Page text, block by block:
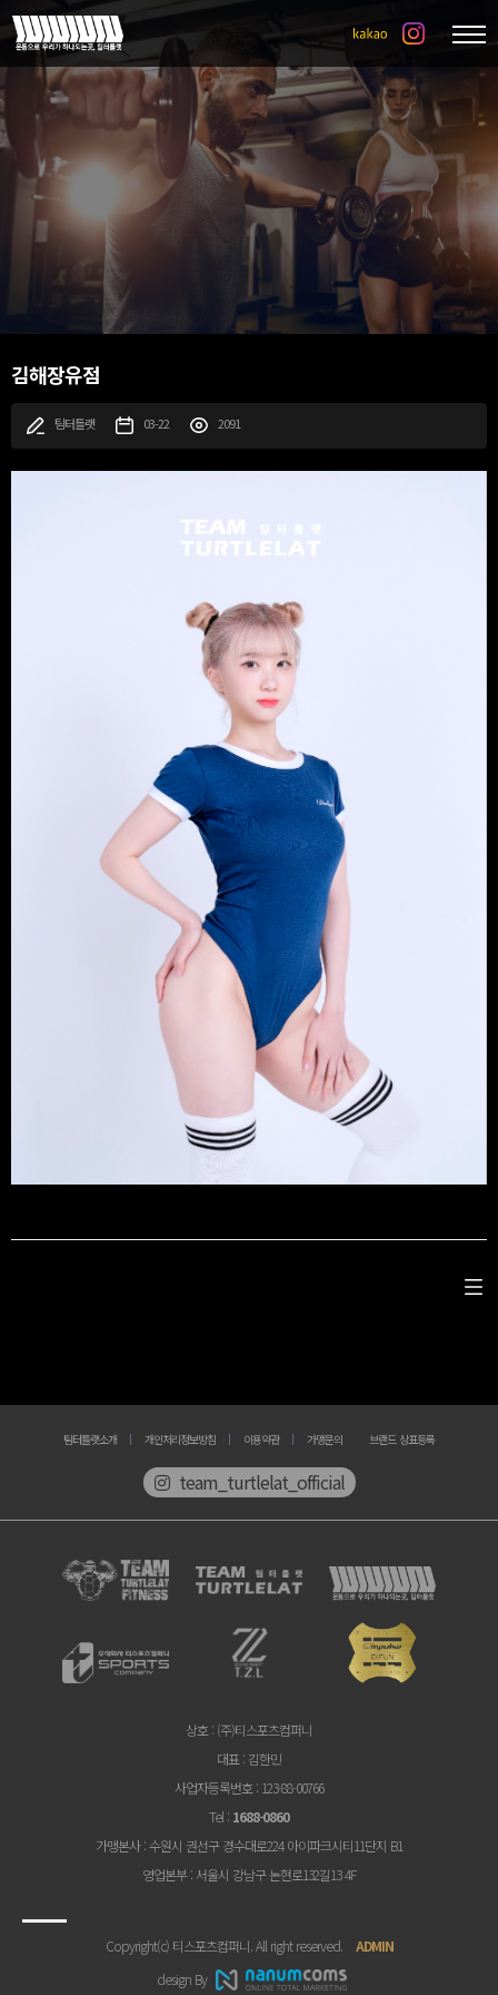
김해장유점
팀터틀랫 03-22 2091
팀터틀랫소개 개인처리정보방침 이용약관 가맹문의 브랜드 상표등록
team_turtlelat_official
상호: (주)티스포츠컴퍼니
대표: 김한민
사업자등록번호: 123-88-00766
Tel: 1688-0860
가맹본사: 수원시 권선구 경수대로224 아이파크시티11단지 B1
영업본부: 서울시 강남구 논현로132길13 4F
Copyright(c) 티스포츠컴퍼니. All right reserved. ADMIN
design By